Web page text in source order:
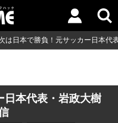
は日本で勝負！元サッカー日本代
日本代表・岩政大樹